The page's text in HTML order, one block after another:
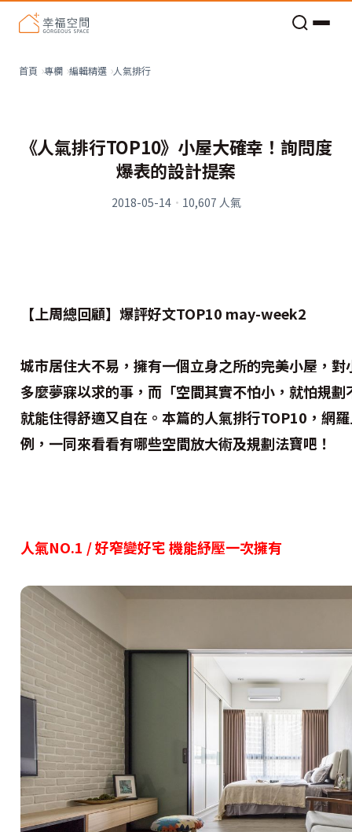
首頁 專欄 編輯精選 人氣排行
《人氣排行TOP10》小屋大確幸！詢問度
爆表的設計提案
2018-05-14· 10,607 人氣
【上周總回顧】爆評好文TOP10 may-week2
城市居住大不易，擁有一個立身之所的完美小屋，
多麼夢寐以求的事，而「空間其實不怕小，就怕規劃
就能住得舒適又自在。本篇的人氣排行TOP10，網
例，一同來看看有哪些空間放大術及規劃法寶吧！
人氣NO.1 / 好窄變好宅 機能紓壓一次擁有